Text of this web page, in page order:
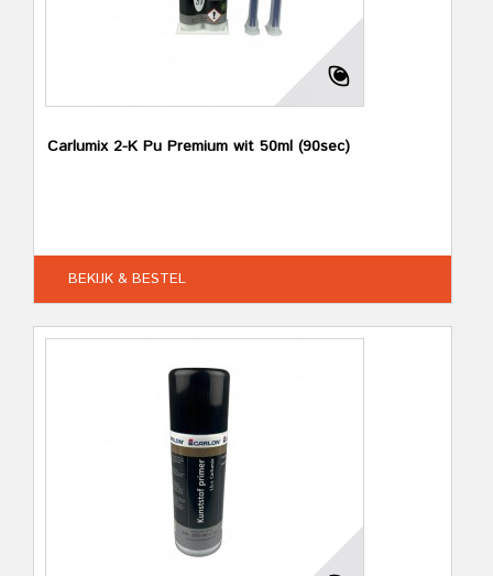
Carlumix 2-K Pu Premium wit 50ml (90sec)
BEKIJK & BESTEL